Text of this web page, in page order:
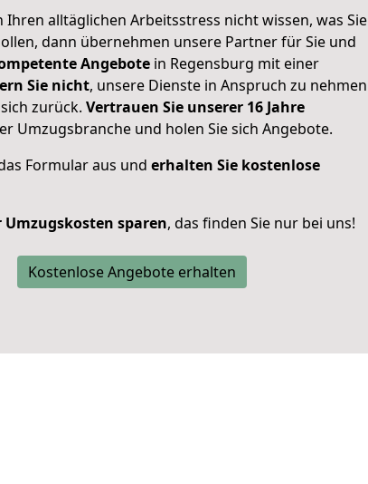
Ihren alltäglichen Arbeitsstress nicht wissen, was Sie
dann übernehmen unsere Partner für Sie und
Angebote in Regensburg mit einer
Sie nicht, unsere Dienste in Anspruch zu nehmen
zurück. Vertrauen Sie unserer 16 Jahre
Umzugsbranche und holen Sie sich Angebote.
Formular aus und erhalten Sie kostenlose
Umzugskosten sparen, das finden Sie nur bei uns!
Kostenlose Angebote erhalten